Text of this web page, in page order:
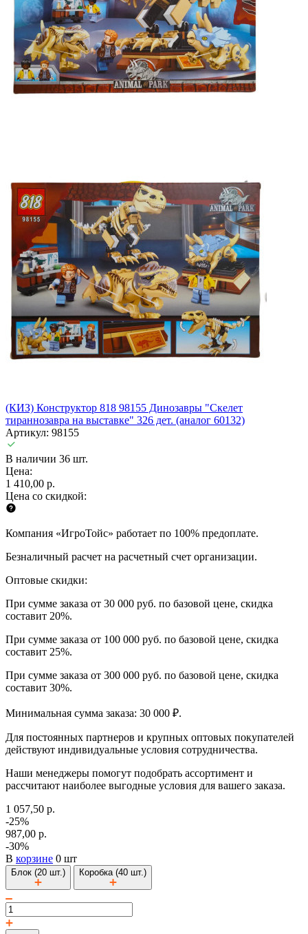
(КИЗ) Конструктор 818 98155 Динозавры "Скелет
тираннозавра на выставке" 326 дет. (аналог 60132)
Артикул: 98155
В наличии 36 шт.
Цена:
1 410,00 р.
Цена со скидкой:
Компания «ИгроТойс» работает по 100% предоплате.
Безналичный расчет на расчетный счет организации.
Оптовые скидки:
При сумме заказа от 30 000 руб. по базовой цене, скидка
составит 20%.
При сумме заказа от 100 000 руб. по базовой цене, скидка
составит 25%.
При сумме заказа от 300 000 руб. по базовой цене, скидка
составит 30%.
Минимальная сумма заказа: 30 000 ₽.
Для постоянных партнеров и крупных оптовых покупателей
действуют индивидуальные условия сотрудничества.
Наши менеджеры помогут подобрать ассортимент и
рассчитают наиболее выгодные условия для вашего заказа.
1 057,50 р.
-25%
987,00 р.
-30%
В корзине 0 шт
Блок (20 шт.) Коробка (40 шт.)